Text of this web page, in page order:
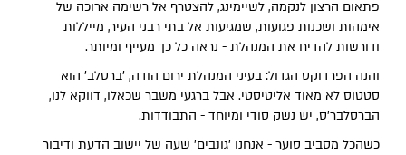
פתאום הרצון לנקמה, לשיימינג, להצטרף אל רשימה ארוכה של
אימהות ושכנות פגועות, שמגיעות אל בתי רבני העיר, מייללות
ודורשות להדיח את המנהלת - נראה כל כך מעייף ומיותר.
והנה הפרדוקס הגדול: בעיני המנהלת ירום הודה, 'ברסלב' הוא
סטטוס לא מאוד אליטיסטי. אבל ברגעי משבר שכאלו, דווקא לנו,
הברסלבר'ס, יש נשק סודי ומיוחד - התבודדות.
כשהכל מסביב סוער - אנחנו 'גונבים' שעה של יישוב הדעת ודיבור